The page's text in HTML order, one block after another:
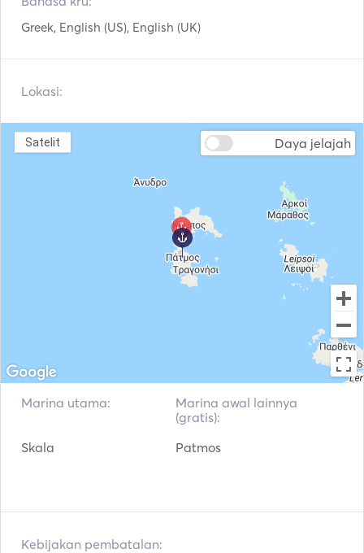
Price include: Skipper, Fuel, Water, Full Insurance, Port
Greek, English (US), English (UK)
Lokasi:
Daya jelajah
Satelit
Marina utama:
Skala
Marina awal lainnya
(gratis):
Patmos
Kebijakan pembatalan: